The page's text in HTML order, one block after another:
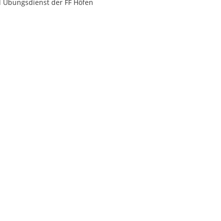
der FF Höfen